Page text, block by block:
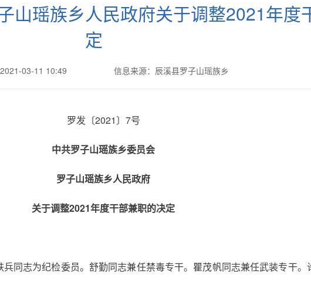
山瑶族乡人民政府关于调整2021年度
定
03-11 10:49 信息来源：辰溪县罗子山瑶族乡
罗发〔2021〕7号
中共罗子山瑶族乡委员会
罗子山瑶族乡人民政府
关于调整2021年度干部兼职的决定
同志为纪检委员。舒勤同志兼任禁毒专干。瞿茂帆同志兼任武装专干